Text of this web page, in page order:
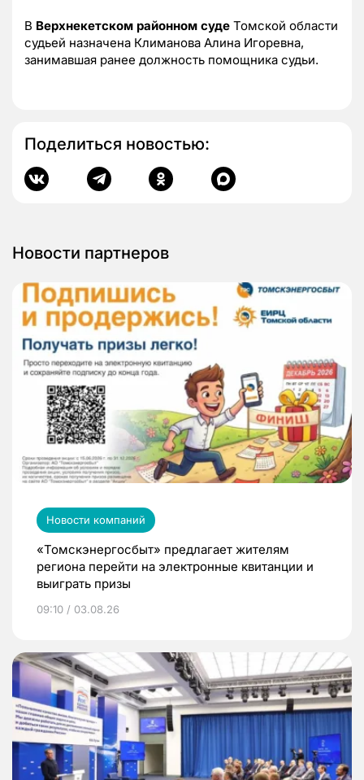
В Верхнекетском районном суде Томской области
судьей назначена Климанова Алина Игоревна,
занимавшая ранее должность помощника судьи.
Поделиться новостью:
Новости партнеров
Новости компаний
«Томскэнергосбыт» предлагает жителям
региона перейти на электронные квитанции и
выиграть призы
09:10 / 03.08.26